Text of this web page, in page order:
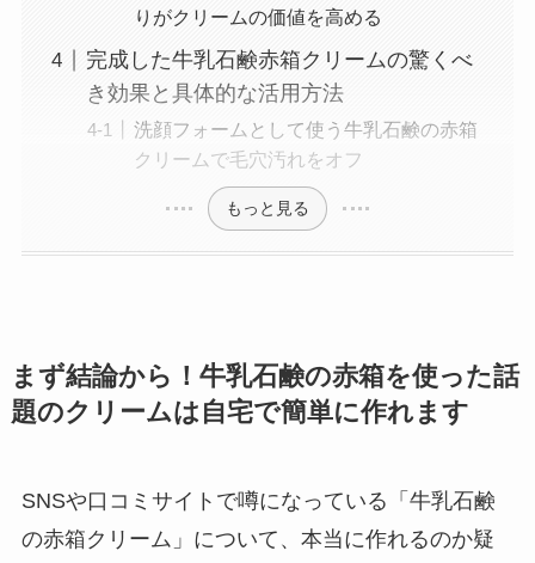
りがクリームの価値を高める
完成した牛乳石鹸赤箱クリームの驚くべ
き効果と具体的な活用方法
洗顔フォームとして使う牛乳石鹸の赤箱
クリームで毛穴汚れをオフ
もっと見る
まず結論から！牛乳石鹸の赤箱を使った話
題のクリームは自宅で簡単に作れます
SNSや口コミサイトで噂になっている「牛乳石鹸
の赤箱クリーム」について、本当に作れるのか疑